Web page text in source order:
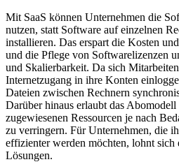
Mit SaaS können Unternehmen die
nutzen, statt Software auf einzelnen
installieren. Das erspart die Kosten
und die Pflege von Softwarelizenzen
und Skalierbarkeit. Da sich
Internetzugang in ihre Konten
Dateien zwischen Rechnern
Darüber hinaus erlaubt das
zugewiesenen Ressourcen je nach
zu verringern. Für Unternehmen, die
effizienter werden möchten, lohnt sich
Lösungen.